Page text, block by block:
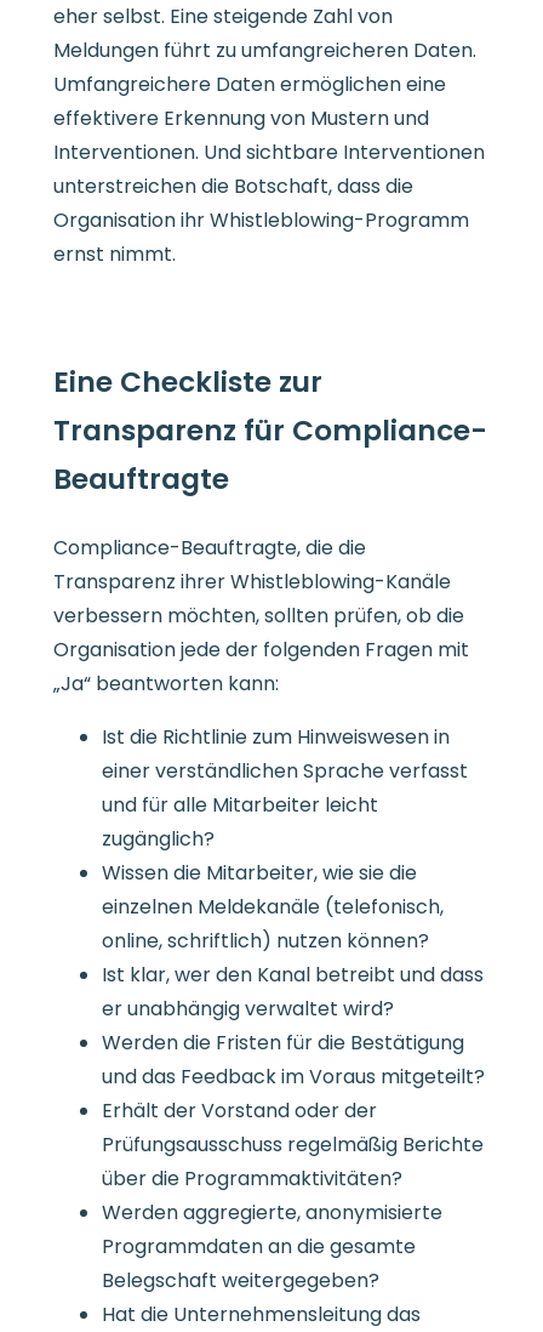
eher selbst. Eine steigende Zahl von
Meldungen führt zu umfangreicheren Daten.
Umfangreichere Daten ermöglichen eine
effektivere Erkennung von Mustern und
Interventionen. Und sichtbare Interventionen
unterstreichen die Botschaft, dass die
Organisation ihr Whistleblowing-Programm
ernst nimmt.
Eine Checkliste zur
Transparenz für Compliance-
Beauftragte
Compliance-Beauftragte, die die
Transparenz ihrer Whistleblowing-Kanäle
verbessern möchten, sollten prüfen, ob die
Organisation jede der folgenden Fragen mit
„Ja“ beantworten kann:
Ist die Richtlinie zum Hinweiswesen in
einer verständlichen Sprache verfasst
und für alle Mitarbeiter leicht
zugänglich?
Wissen die Mitarbeiter, wie sie die
einzelnen Meldekanäle (telefonisch,
online, schriftlich) nutzen können?
Ist klar, wer den Kanal betreibt und dass
er unabhängig verwaltet wird?
Werden die Fristen für die Bestätigung
und das Feedback im Voraus mitgeteilt?
Erhält der Vorstand oder der
Prüfungsausschuss regelmäßig Berichte
über die Programmaktivitäten?
Werden aggregierte, anonymisierte
Programmdaten an die gesamte
Belegschaft weitergegeben?
Hat die Unternehmensleitung das